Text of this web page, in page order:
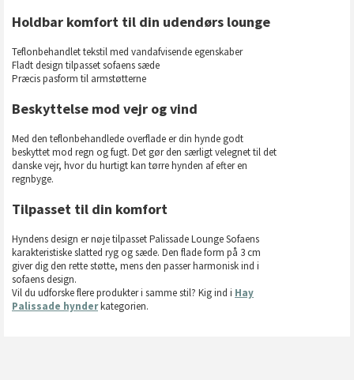
Holdbar komfort til din udendørs lounge
Teflonbehandlet tekstil med vandafvisende egenskaber
Fladt design tilpasset sofaens sæde
Præcis pasform til armstøtterne
Beskyttelse mod vejr og vind
Med den teflonbehandlede overflade er din hynde godt
beskyttet mod regn og fugt. Det gør den særligt velegnet til det
danske vejr, hvor du hurtigt kan tørre hynden af efter en
regnbyge.
Tilpasset til din komfort
Hyndens design er nøje tilpasset Palissade Lounge Sofaens
karakteristiske slatted ryg og sæde. Den flade form på 3 cm
giver dig den rette støtte, mens den passer harmonisk ind i
sofaens design.
Vil du udforske flere produkter i samme stil? Kig ind i Hay
Palissade hynderkategorien.